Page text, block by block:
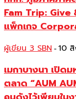
Fam Trip:
แพ็กเกจ
ผู้เขียน 3 SBN - 10
เมกาบางนา เปิ
ตลาด “AUM